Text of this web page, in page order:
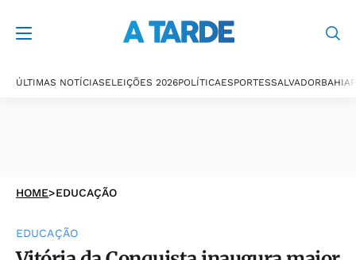
ÚLTIMAS NOTÍCIASELEIÇÕES 2026POLÍTICAESPORTESSALVADORBAHIA
HOME>EDUCAÇÃO
EDUCAÇÃO